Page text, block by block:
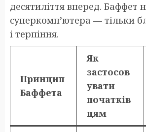
десятиліття вперед. Баффет
суперкомп’ютера — тільки
і терпіння.
Принцип
Баффета
Як
застосов
увати
початків
цям